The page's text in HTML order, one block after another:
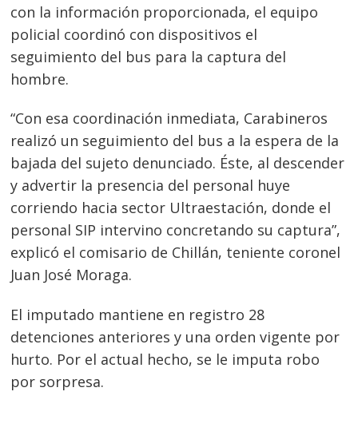
con la información proporcionada, el equipo
policial coordinó con dispositivos el
seguimiento del bus para la captura del
hombre.
“Con esa coordinación inmediata, Carabineros
realizó un seguimiento del bus a la espera de la
bajada del sujeto denunciado. Éste, al descender
y advertir la presencia del personal huye
corriendo hacia sector Ultraestación, donde el
personal SIP intervino concretando su captura”,
explicó el comisario de Chillán, teniente coronel
Juan José Moraga.
El imputado mantiene en registro 28
detenciones anteriores y una orden vigente por
hurto. Por el actual hecho, se le imputa robo
por sorpresa.
Navegación
de
entradas